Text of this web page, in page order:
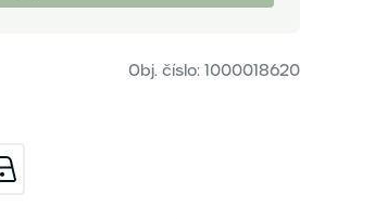
Obj. číslo: 1000018620